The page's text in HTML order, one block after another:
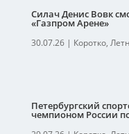
Силач Денис Вовк
«Газпром Арене»
30.07.26| Коротко,
Петербургский
чемпионом России